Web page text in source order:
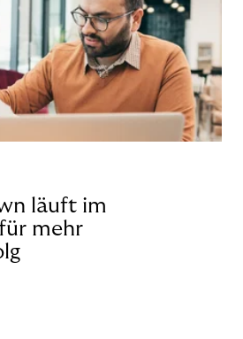
läuft im
mehr